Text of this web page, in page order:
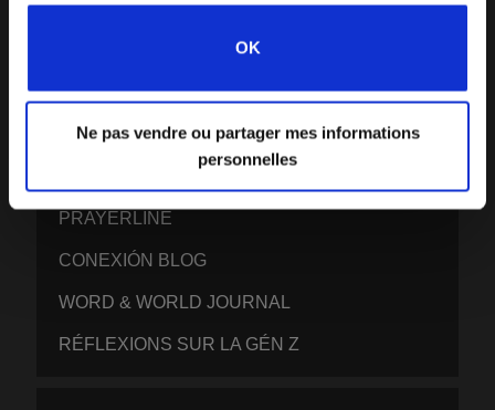
OK
Ne pas vendre ou partager mes informations
personnelles
RAPPORT ANNUEL 2022-23
PRAYERLINE
CONEXIÓN BLOG
WORD & WORLD JOURNAL
RÉFLEXIONS SUR LA GÉN Z